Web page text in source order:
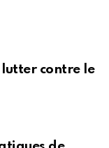
lutter contre le